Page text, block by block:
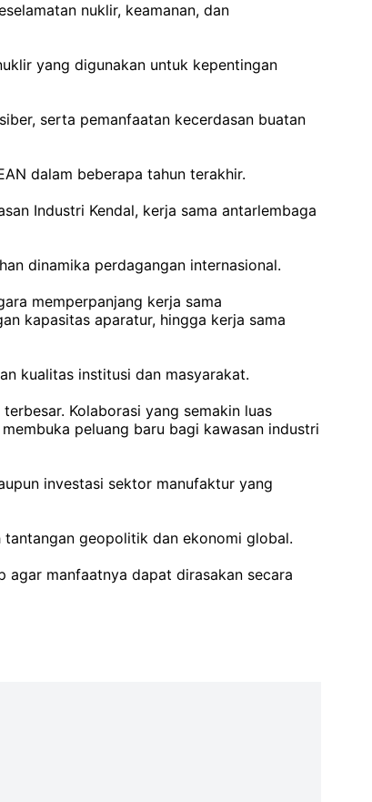
nuklir, keamanan, dan
yang digunakan untuk kepentingan
serta pemanfaatan kecerdasan buatan
dalam beberapa tahun terakhir.
Industri Kendal, kerja sama antarlembaga
dinamika perdagangan internasional.
memperpanjang kerja sama
kapasitas aparatur, hingga kerja sama
kualitas institusi dan masyarakat.
Kolaborasi yang semakin luas
peluang baru bagi kawasan industri
investasi sektor manufaktur yang
tantangan geopolitik dan ekonomi global.
agar manfaatnya dapat dirasakan secara